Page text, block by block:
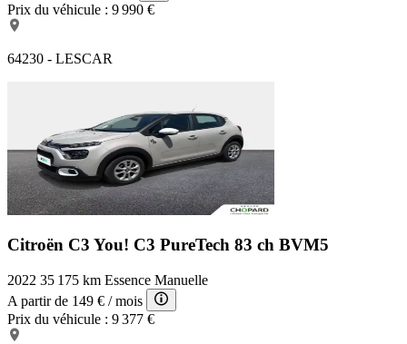
Prix du véhicule : 9 990 €
64230 - LESCAR
Citroën C3 You! C3 PureTech 83 ch BVM5
2022 35 175 km Essence Manuelle
A partir de 149 € / mois
Prix du véhicule : 9 377 €